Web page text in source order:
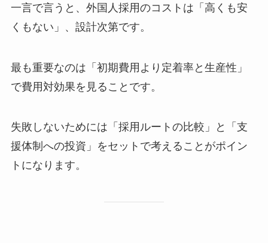
一言で言うと、外国人採用のコストは「高くも安
くもない」、設計次第です。
最も重要なのは「初期費用より定着率と生産性」
で費用対効果を見ることです。
失敗しないためには「採用ルートの比較」と「支
援体制への投資」をセットで考えることがポイン
トになります。